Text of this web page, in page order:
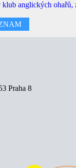
anglických ohařů,
Praha 8